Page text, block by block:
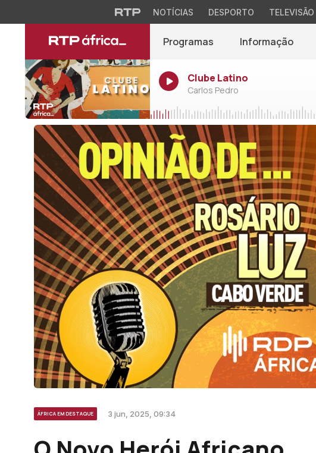
NOTÍCIAS DESPORTO TELEVISÃO
Programas Informação
Clube Latino
Carlos Pedro
ÁFRICA EM DESTAQUE 3 jun, 2025, 09:34